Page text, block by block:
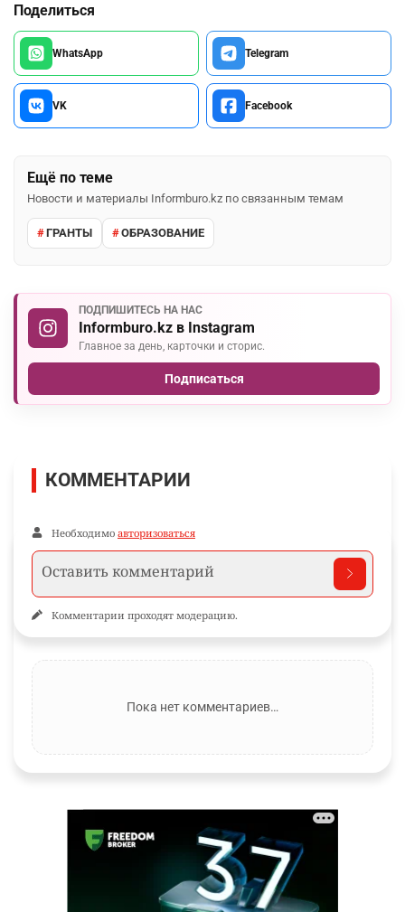
Поделиться
WhatsApp Telegram
VK Facebook
Ещё по теме
Новости и материалы Informburo.kz по связанным темам
ГРАНТЫ ОБРАЗОВАНИЕ
ПОДПИШИТЕСЬ НА НАС
Informburo.kz в Instagram
Главное за день, карточки и сторис.
Подписаться
КОММЕНТАРИИ
Необходимо авторизоваться
Комментарии проходят модерацию.
Пока нет комментариев…